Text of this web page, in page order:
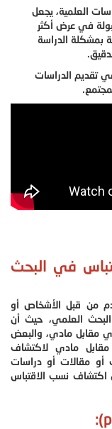
العلمية، يجعل
في عرض أكثر
بمشكلة الدراسة
تقديم الدراسات
في البحث
من قبل الأشخاص أو
العلمي، حيث أن
مقابل مادي، والبعض
مادي لاكتشاف
أو مقالات أو دراسات
اكتشاف نسب الاقتباس